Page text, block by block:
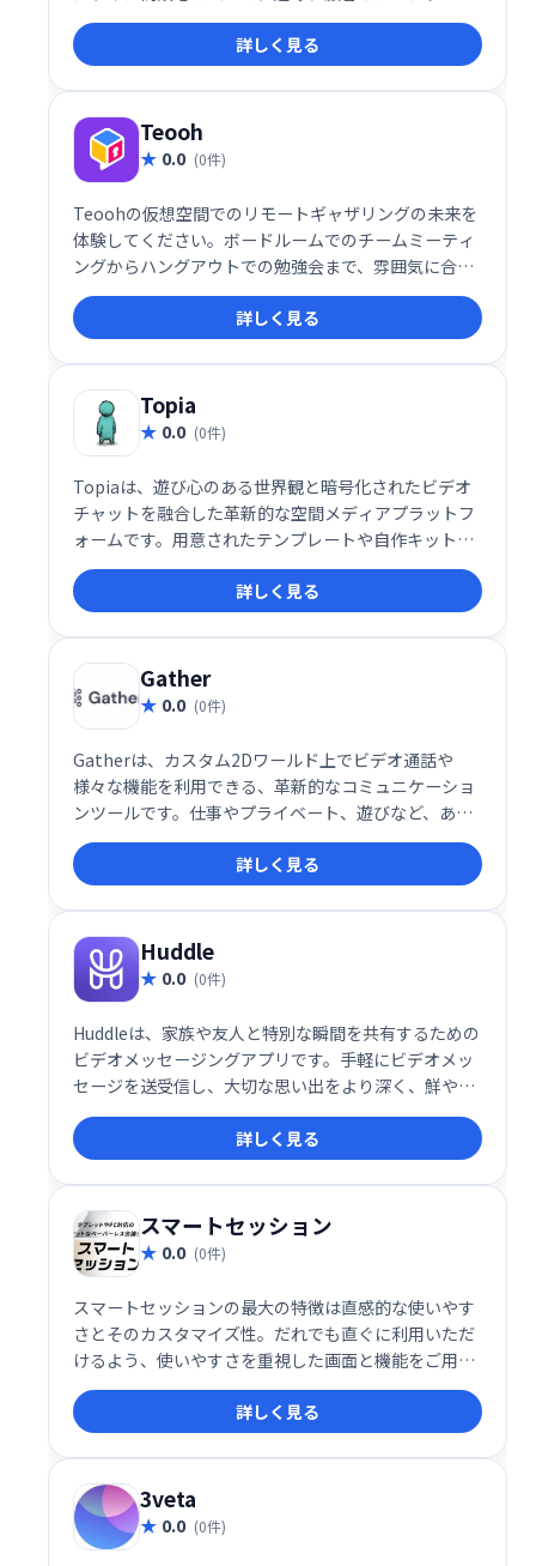
メントを高めます。手軽に導入でき、効率的な営業活
動を実現します。
詳しく見る
Teooh
0.0 (0件)
Teoohの仮想空間でのリモートギャザリングの未来を
体験してください。ボードルームでのチームミーティ
ングからハングアウトでの勉強会まで、雰囲気に合っ
た最適な部屋を選択してください。あなたが本当にお
互いの部屋にいるようにチャットしてください。
詳しく見る
Topia
0.0 (0件)
Topiaは、遊び心のある世界観と暗号化されたビデオ
チャットを融合した革新的な空間メディアプラットフ
ォームです。用意されたテンプレートや自作キット
で、自分だけの空間を簡単に構築可能。ディナー、ポ
ッドキャスト、コンサート、会議など、500以上のバ
ーチャル空間が利用可能です。あなただけの世界を創
造し、新たなコミュニケーション体験を創造しましょ
う。
詳しく見る
Gather
0.0 (0件)
Gatherは、カスタム2Dワールド上でビデオ通話や
様々な機能を利用できる、革新的なコミュニケーショ
ンツールです。仕事やプライベート、遊びなど、あら
ゆるシーンで、より自然で楽しい集まりを実現しま
す。集まることをより自発的で魅力的なものに変え、
新たなコミュニケーション体験を提供します。
詳しく見る
Huddle
0.0 (0件)
Huddleは、家族や友人と特別な瞬間を共有するための
ビデオメッセージングアプリです。手軽にビデオメッ
セージを送受信し、大切な思い出をより深く、鮮やか
に共有できます。 思い出を繋ぎ、大切な人とより緊密
な関係を築きましょう。詳しく見る
スマートセッション
0.0 (0件)
スマートセッションの最大の特徴は直感的な使いやす
さとそのカスタマイズ性。だれでも直ぐに利用いただ
けるよう、使いやすさを重視した画面と機能をご用意
しています。 また、会議のスタイルに合わせたカスタ
マイズも対応可能。お客様のご要望に合わせて、様々
な機能を実装することも可能です。
詳しく見る
3veta
0.0 (0件)